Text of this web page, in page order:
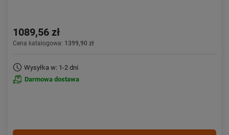
1089,56 zł
Cena katalogowa: 1399,90 zł
Wysyłka w: 1-2 dni
Darmowa dostawa